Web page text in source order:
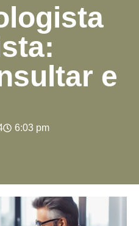
e
6:03 pm